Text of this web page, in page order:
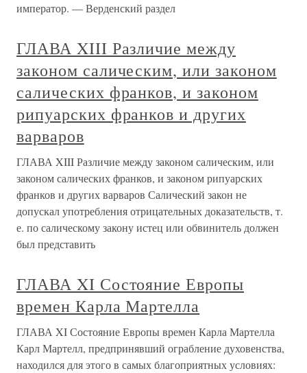
император. — Верденский раздел
ГЛАВА XIII Различие между
законом салическим, или законом
салических франков, и законом
рипуарских франков и других
варваров
ГЛАВА XIII Различие между законом салическим, или
законом салических франков, и законом рипуарских
франков и других варваров Салический закон не
допускал употребления отрицательных доказательств, т.
е. по салическому закону истец или обвинитель должен
был представить
ГЛАВА XI Состояние Европы
времен Карла Мартелла
ГЛАВА XI Состояние Европы времен Карла Мартелла
Карл Мартелл, предпринявший ограбление духовенства,
находился для этого в самых благоприятных условиях: